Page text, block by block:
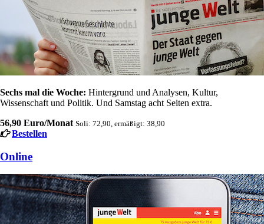
Sechs mal die Woche: Hintergrund und Analysen, Kultur,
Wissenschaft und Politik. Und Samstag acht Seiten extra.
56,90 Euro/Monat Soli: 72,90, ermäßigt: 38,90
Bestellen
Online